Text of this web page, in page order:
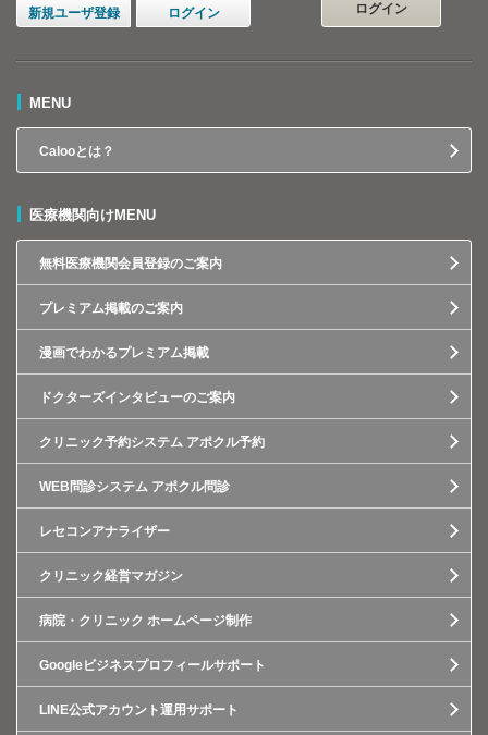
新規ユーザ登録 ログイン
ログイン
MENU
Calooとは？
医療機関向けMENU
無料医療機関会員登録のご案内
プレミアム掲載のご案内
漫画でわかるプレミアム掲載
ドクターズインタビューのご案内
クリニック予約システム アポクル予約
WEB問診システム アポクル問診
レセコンアナライザー
クリニック経営マガジン
病院・クリニック ホームページ制作
Googleビジネスプロフィールサポート
LINE公式アカウント運用サポート